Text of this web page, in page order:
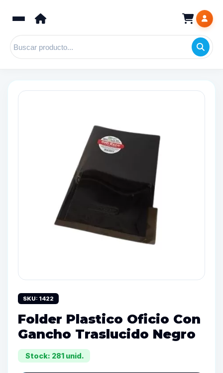
SKU: 1422
Folder Plastico Oficio Con
Gancho Traslucido Negro
Stock: 281 unid.